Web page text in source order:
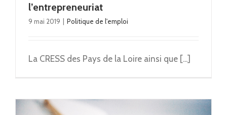
l’entrepreneuriat
9 mai 2019 Politique de l'emploi
La CRESS des Pays de la Loire ainsi que [...]